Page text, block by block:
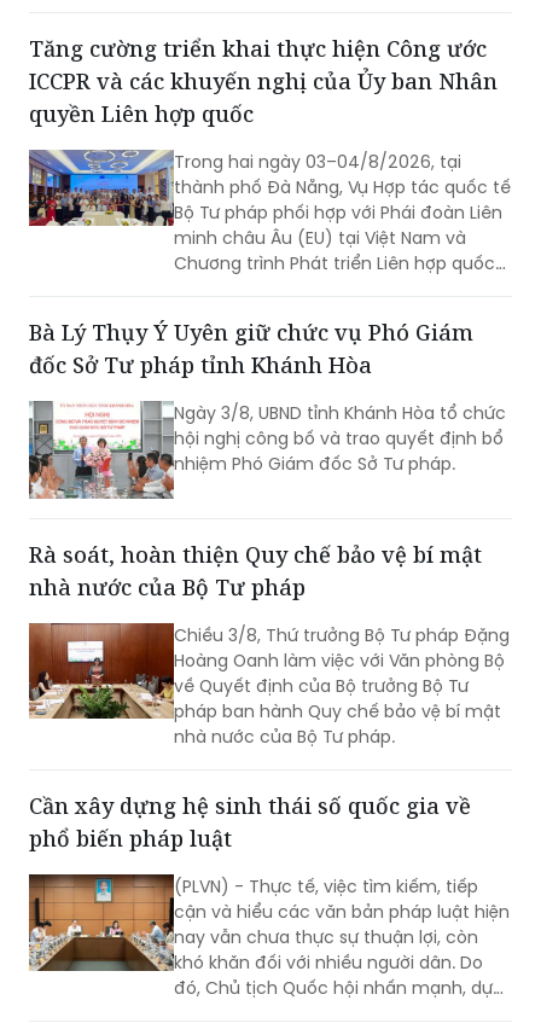
Tăng cường triển khai thực hiện Công ước
ICCPR và các khuyến nghị của Ủy ban Nhân
quyền Liên hợp quốc
Trong hai ngày 03–04/8/2026, tại
thành phố Đà Nẵng, Vụ Hợp tác quốc tế
Bộ Tư pháp phối hợp với Phái đoàn Liên
minh châu Âu (EU) tại Việt Nam và
Chương trình Phát triển Liên hợp quốc
ban Nhân quyền Liên hợp quốc đối với
Báo cáo định kỳ lần thứ tư của Việt
các quyền dân sự và chính trị (ICCPR)
và Hội nghị tập huấn về thực hiện Công
ước ICCPR. Đây là chuỗi hoạt động
Việt Nam giai đoạn II” (EU JULE II), góp
phần nâng cao năng lực của các cơ
quan, tổ chức trong việc thực hiện các
quyền con người.
Bà Lý Thụy Ý Uyên giữ chức vụ Phó Giám
đốc Sở Tư pháp tỉnh Khánh Hòa
Ngày 3/8, UBND tỉnh Khánh Hòa tổ chức
hội nghị công bố và trao quyết định bổ
nhiệm Phó Giám đốc Sở Tư pháp.
Rà soát, hoàn thiện Quy chế bảo vệ bí mật
nhà nước của Bộ Tư pháp
Chiều 3/8, Thứ trưởng Bộ Tư pháp Đặng
Hoàng Oanh làm việc với Văn phòng Bộ
về Quyết định của Bộ trưởng Bộ Tư
pháp ban hành Quy chế bảo vệ bí mật
nhà nước của Bộ Tư pháp.
Cần xây dựng hệ sinh thái số quốc gia về
phổ biến pháp luật
(PLVN) - Thực tế, việc tìm kiếm, tiếp
cận và hiểu các văn bản pháp luật hiện
nay vẫn chưa thực sự thuận lợi, còn
khó khăn đối với nhiều người dân. Do
đó, Chủ tịch Quốc hội nhấn mạnh, dự